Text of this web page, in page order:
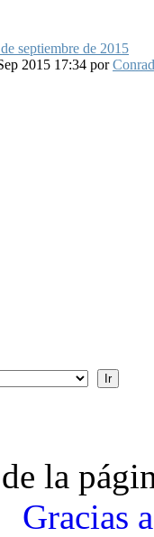
septiembre de 2015
2015 17:34 por
la
Gracias a